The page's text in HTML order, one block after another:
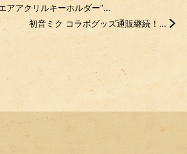
アアクリルキーホルダー”...
初音ミク コラボグッズ通販継続！...